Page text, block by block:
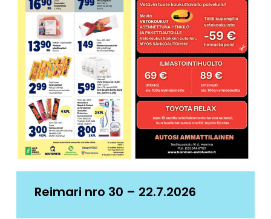
Reimari nro 30 – 22.7.2026